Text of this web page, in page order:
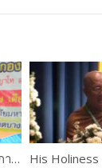
การบริหารการศึกษากับการพัฒนางานคณะสงฆ์